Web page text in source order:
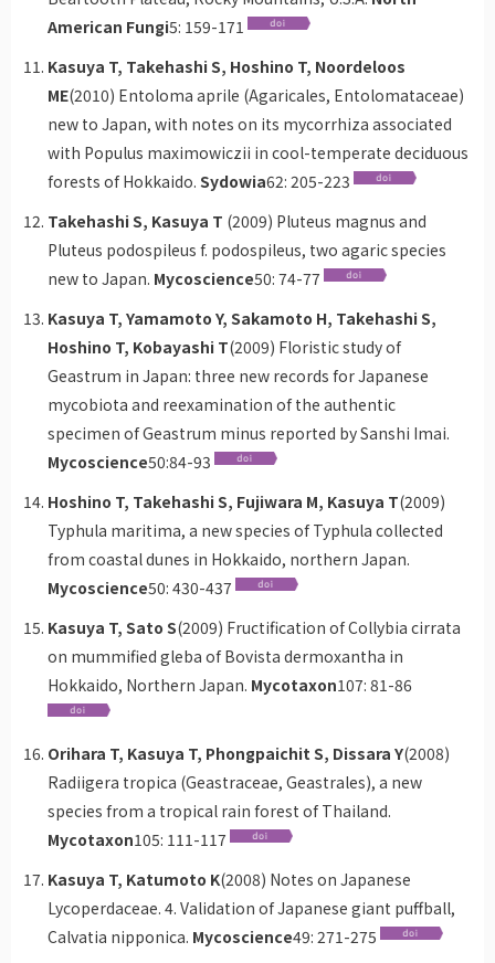
American Fungi5: 159-171
Kasuya T, Takehashi S, Hoshino T, Noordeloos
ME(2010) Entoloma aprile (Agaricales, Entolomataceae)
new to Japan, with notes on its mycorrhiza associated
with Populus maximowiczii in cool-temperate deciduous
forests of Hokkaido. Sydowia62: 205-223
Takehashi S, Kasuya T (2009) Pluteus magnus and
Pluteus podospileus f. podospileus, two agaric species
new to Japan. Mycoscience50: 74-77
Kasuya T, Yamamoto Y, Sakamoto H, Takehashi S,
Hoshino T, Kobayashi T(2009) Floristic study of
Geastrum in Japan: three new records for Japanese
mycobiota and reexamination of the authentic
specimen of Geastrum minus reported by Sanshi Imai.
Mycoscience50:84-93
Hoshino T, Takehashi S, Fujiwara M, Kasuya T(2009)
Typhula maritima, a new species of Typhula collected
from coastal dunes in Hokkaido, northern Japan.
Mycoscience50: 430-437
Kasuya T, Sato S(2009) Fructification of Collybia cirrata
on mummified gleba of Bovista dermoxantha in
Hokkaido, Northern Japan. Mycotaxon107: 81-86
Orihara T, Kasuya T, Phongpaichit S, Dissara Y(2008)
Radiigera tropica (Geastraceae, Geastrales), a new
species from a tropical rain forest of Thailand.
Mycotaxon105: 111-117
Kasuya T, Katumoto K(2008) Notes on Japanese
Lycoperdaceae. 4. Validation of Japanese giant puffball,
Calvatia nipponica. Mycoscience49: 271-275